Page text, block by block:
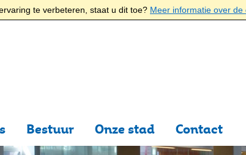
te verbeteren, staat u dit toe? Meer informatie over de
Bestuur Onze stad Contact